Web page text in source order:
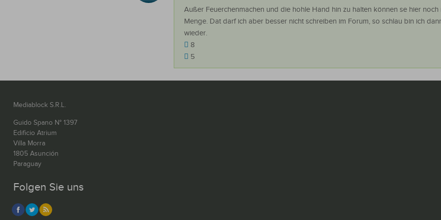
Außer Feuerchenmachen und die hohle Hand hin zu halten können se hier noch
Menge. Dat darf ich aber besser nicht schreiben im Forum, so schlau bin ich
wieder.
8
5
Mediablock S.R.L.
Guido Spano N° 1397
Edificio Atrium
Villa Morra
1805 Asunción
Paraguay
Folgen Sie uns